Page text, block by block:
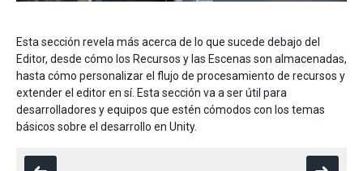
Esta sección revela más acerca de lo que sucede debajo del
Editor, desde cómo los Recursos y las Escenas son almacenadas,
hasta cómo personalizar el flujo de procesamiento de recursos y
extender el editor en sí. Esta sección va a ser útil para
desarrolladores y equipos que estén cómodos con los temas
básicos sobre el desarrollo en Unity.